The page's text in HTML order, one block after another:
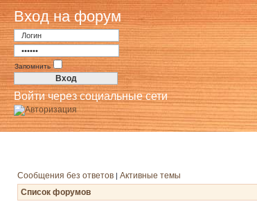
Вход на форум
Запомнить
Войти через социальные сети
Сообщения без ответов | Активные темы
Список форумов